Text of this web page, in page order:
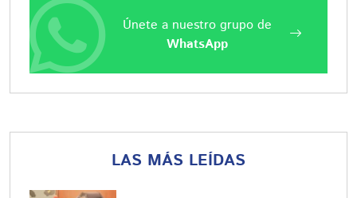
Únete a nuestro grupo de
WhatsApp
LAS MÁS LEÍDAS